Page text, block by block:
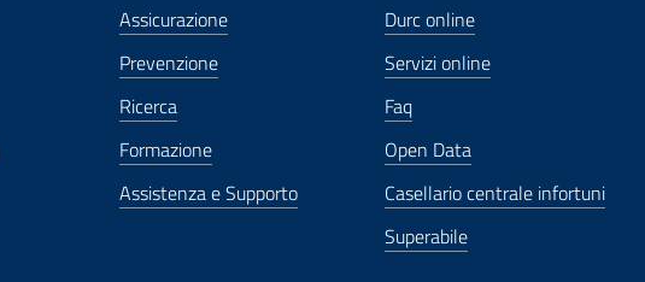
Assicurazione
Prevenzione
Ricerca
Formazione
Assistenza e Supporto
Durc online
Servizi online
Faq
Open Data
Casellario centrale infortuni
Superabile